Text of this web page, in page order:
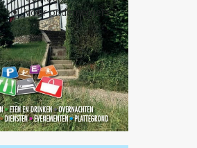
Voor ondernemers